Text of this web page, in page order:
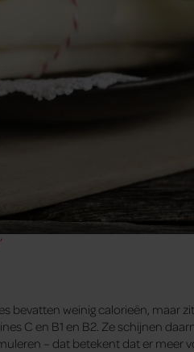
bevatten weinig calorieën, maar
C en B1 en B2. Ze schijnen
– dat betekent dat er meer